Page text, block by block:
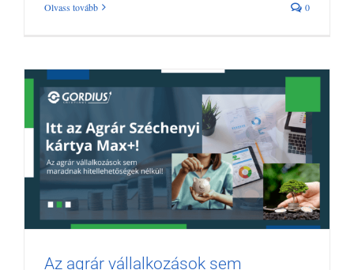
Olvass tovább 0
Az agrár vállalkozások sem